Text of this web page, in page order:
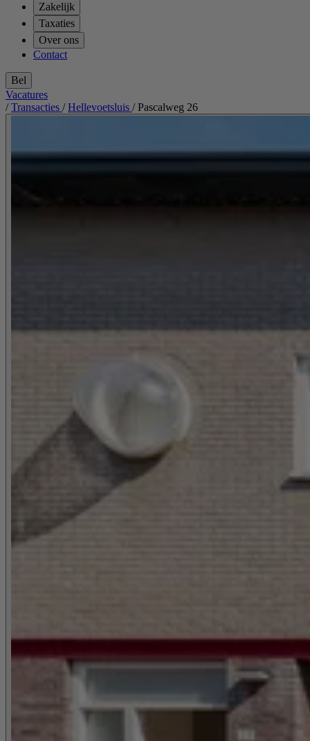
Zakelijk
Taxaties
Over ons
Contact
Bel
Vacatures
/ Transacties / Hellevoetsluis / Pascalweg 26